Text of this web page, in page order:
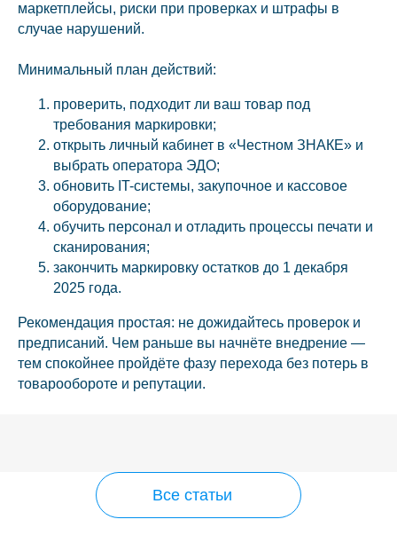
маркетплейсы, риски при проверках и штрафы в
случае нарушений.
Минимальный план действий:
проверить, подходит ли ваш товар под
требования маркировки;
открыть личный кабинет в «Честном ЗНАКЕ» и
выбрать оператора ЭДО;
обновить IT-системы, закупочное и кассовое
оборудование;
обучить персонал и отладить процессы печати и
сканирования;
закончить маркировку остатков до 1 декабря
2025 года.
Рекомендация простая: не дожидайтесь проверок и
предписаний. Чем раньше вы начнёте внедрение —
тем спокойнее пройдёте фазу перехода без потерь в
товарообороте и репутации.
Все статьи